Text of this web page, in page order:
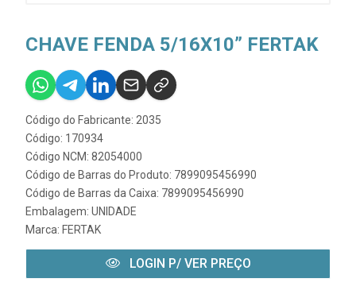
CHAVE FENDA 5/16X10” FERTAK
Código do Fabricante: 2035
Código: 170934
Código NCM: 82054000
Código de Barras do Produto: 7899095456990
Código de Barras da Caixa: 7899095456990
Embalagem: UNIDADE
Marca: FERTAK
LOGIN P/ VER PREÇO